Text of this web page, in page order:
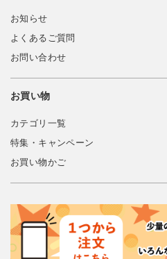
お知らせ
よくあるご質問
お問い合わせ
お買い物
カテゴリ一覧
特集・キャンペーン
お買い物かご